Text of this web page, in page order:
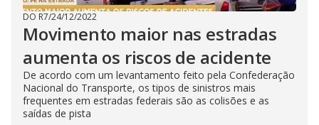
DO R7/24/12/2022
Movimento maior nas estradas
aumenta os riscos de acidente
De acordo com um levantamento feito pela Confederação
Nacional do Transporte, os tipos de sinistros mais
frequentes em estradas federais são as colisões e as
saídas de pista